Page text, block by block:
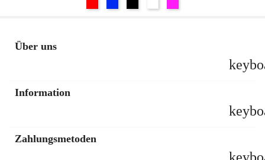
Über uns
Information
Zahlungsmetoden